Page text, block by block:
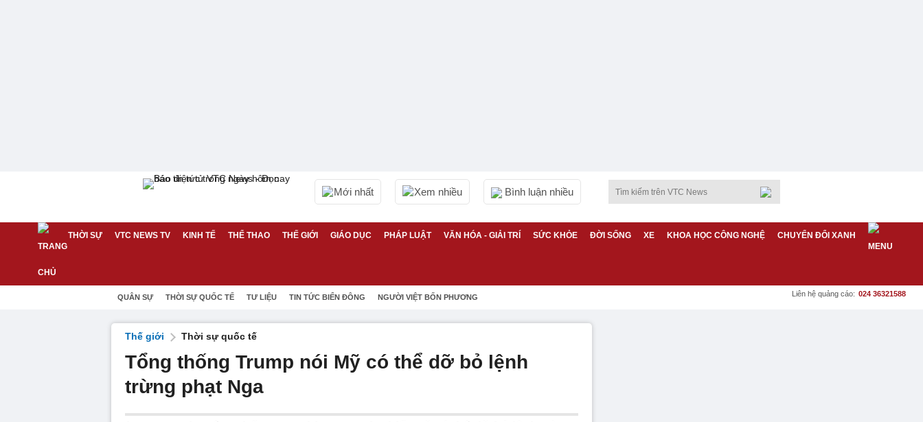
Mới nhất Xem nhiều Bình luận nhiều
THỜI SỰ VTC NEWS TV KINH TẾ THỂ THAO THẾ GIỚI GIÁO DỤC PHÁP LUẬT VĂN HÓA - GIẢI TRÍ SỨC KHỎE ĐỜI SỐNG XE KHOA HỌC CÔNG NGHỆ CHUYỂN ĐỔI XANH
QUÂN SỰ THỜI SỰ QUỐC TẾ TƯ LIỆU TIN TỨC BIỂN ĐÔNG NGƯỜI VIỆT BỐN PHƯƠNG Liên hệ quảng cáo: 024 36321588
Thế giới Thời sự quốc tế
Tổng thống Trump nói Mỹ có thể dỡ bỏ lệnh
trừng phạt Nga